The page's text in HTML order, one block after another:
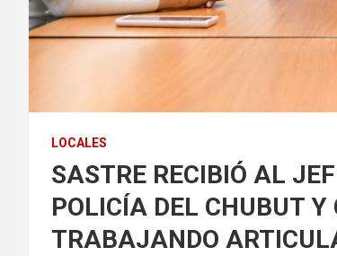
LOCALES
SASTRE RECIBIÓ AL
POLICÍA DEL CHUBUT Y
TRABAJANDO